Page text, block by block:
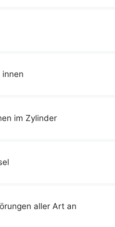
innen
im Zylinder
aller Art an